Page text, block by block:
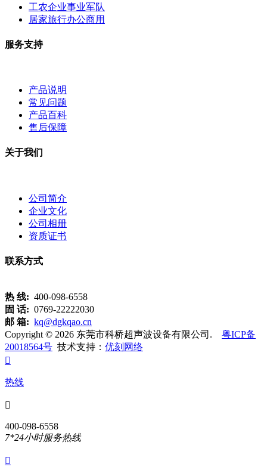
工农企业事业军队
居家旅行办公商用
服务支持
产品说明
常见问题
产品百科
售后保障
关于我们
公司简介
企业文化
公司相册
资质证书
联系方式
热 线: 400-098-6558
固 话: 0769-22222030
邮 箱: kq@dgkqao.cn
Copyright © 2026 东莞市科桥超声波设备有限公司. 粤ICP备
20018564号 技术支持： 优刻网络

热线

400-098-6558
7*24小时服务热线
